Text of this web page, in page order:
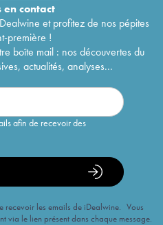
encontact
et profitez de nos pépites
première !
boîte mail : nos découvertes du
actualités, analyses...
afin de recevoir des
recevoir les emails de iDealwine. Vous
via le lien présent dans chaque message.